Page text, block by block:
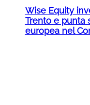
Wise Equity
Trento e punta
europea nel